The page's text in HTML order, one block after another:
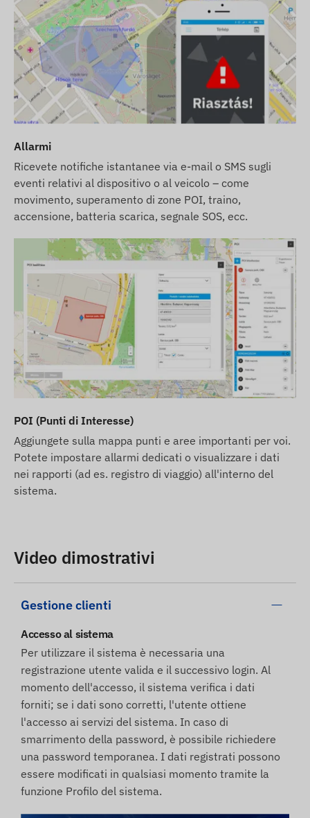
Allarmi
Ricevete notifiche istantanee via e-mail o SMS sugli
eventi relativi al dispositivo o al veicolo – come
movimento, superamento di zone POI, traino,
accensione, batteria scarica, segnale SOS, ecc.
POI (Punti di Interesse)
Aggiungete sulla mappa punti e aree importanti per voi.
Potete impostare allarmi dedicati o visualizzare i dati
nei rapporti (ad es. registro di viaggio) all'interno del
sistema.
Video dimostrativi
Gestione clienti
Accesso al sistema
Per utilizzare il sistema è necessaria una
registrazione utente valida e il successivo login. Al
momento dell'accesso, il sistema verifica i dati
forniti; se i dati sono corretti, l'utente ottiene
l'accesso ai servizi del sistema. In caso di
smarrimento della password, è possibile richiedere
una password temporanea. I dati registrati possono
essere modificati in qualsiasi momento tramite la
funzione Profilo del sistema.